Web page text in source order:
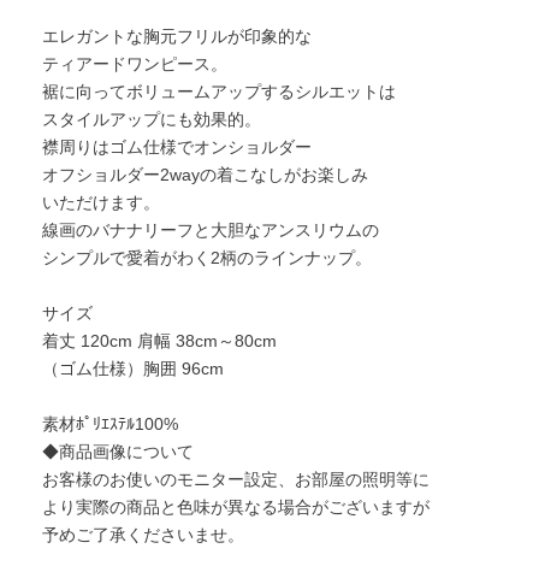
エレガントな胸元フリルが印象的な
ティアードワンピース。
裾に向ってボリュームアップするシルエットは
スタイルアップにも効果的。
襟周りはゴム仕様でオンショルダー
オフショルダー2wayの着こなしがお楽しみ
いただけます。
線画のバナナリーフと大胆なアンスリウムの
シンプルで愛着がわく2柄のラインナップ。
サイズ
着丈 120cm 肩幅 38cm～80cm
（ゴム仕様）胸囲 96cm
素材ﾎﾟﾘｴｽﾃﾙ100%
◆商品画像について
お客様のお使いのモニター設定、お部屋の照明等に
より実際の商品と色味が異なる場合がございますが
予めご了承くださいませ。